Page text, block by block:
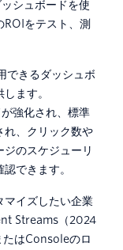
シュボードを使
をテスト、測
できるダッシュボ
ます。
強化され、標準
れ、クリック数や
のスケジューリ
できます。
マイズしたい企業
Streams（2024
はConsoleのロ